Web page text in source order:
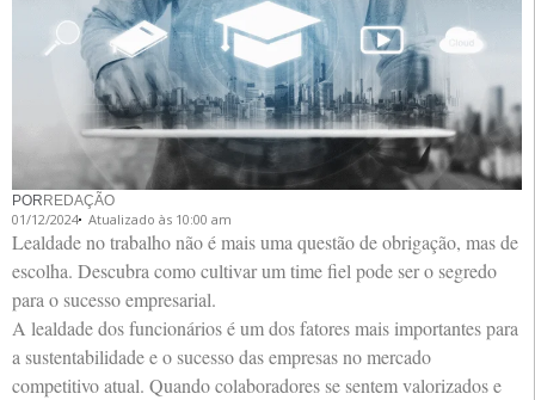
POR REDAÇÃO
01/12/2024 Atualizado às 10:00 am
Lealdade no trabalho não é mais uma questão de obrigação, mas de
escolha. Descubra como cultivar um time fiel pode ser o segredo
para o sucesso empresarial.
A lealdade dos funcionários é um dos fatores mais importantes para
a sustentabilidade e o sucesso das empresas no mercado
competitivo atual. Quando colaboradores se sentem valorizados e